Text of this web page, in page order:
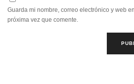
Guarda mi nombre, correo electrónico y web
próxima vez que comente.